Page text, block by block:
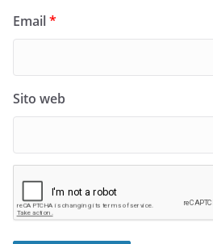
Email*
Sito web